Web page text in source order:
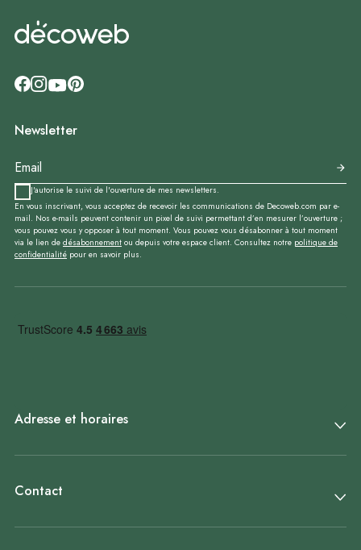
Newsletter
J'autorise le suivi de l'ouverture de mes newsletters.
En vous inscrivant, vous acceptez de recevoir les communications de Decoweb.com par e-
mail. Nos e-mails peuvent contenir un pixel de suivi permettant d’en mesurer l’ouverture ;
vous pouvez vous y opposer à tout moment. Vous pouvez vous désabonner à tout moment
via le lien de désabonnement ou depuis votre espace client. Consultez notre politique de
confidentialité pour en savoir plus.
Adresse et horaires
Contact